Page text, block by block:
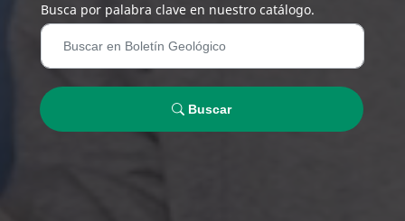
Busca por palabra clave en nuestro catálogo.
Buscar